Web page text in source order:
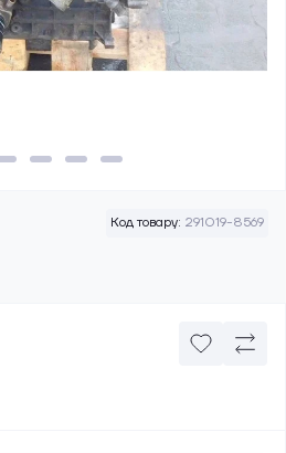
Код товару: 291019-8569